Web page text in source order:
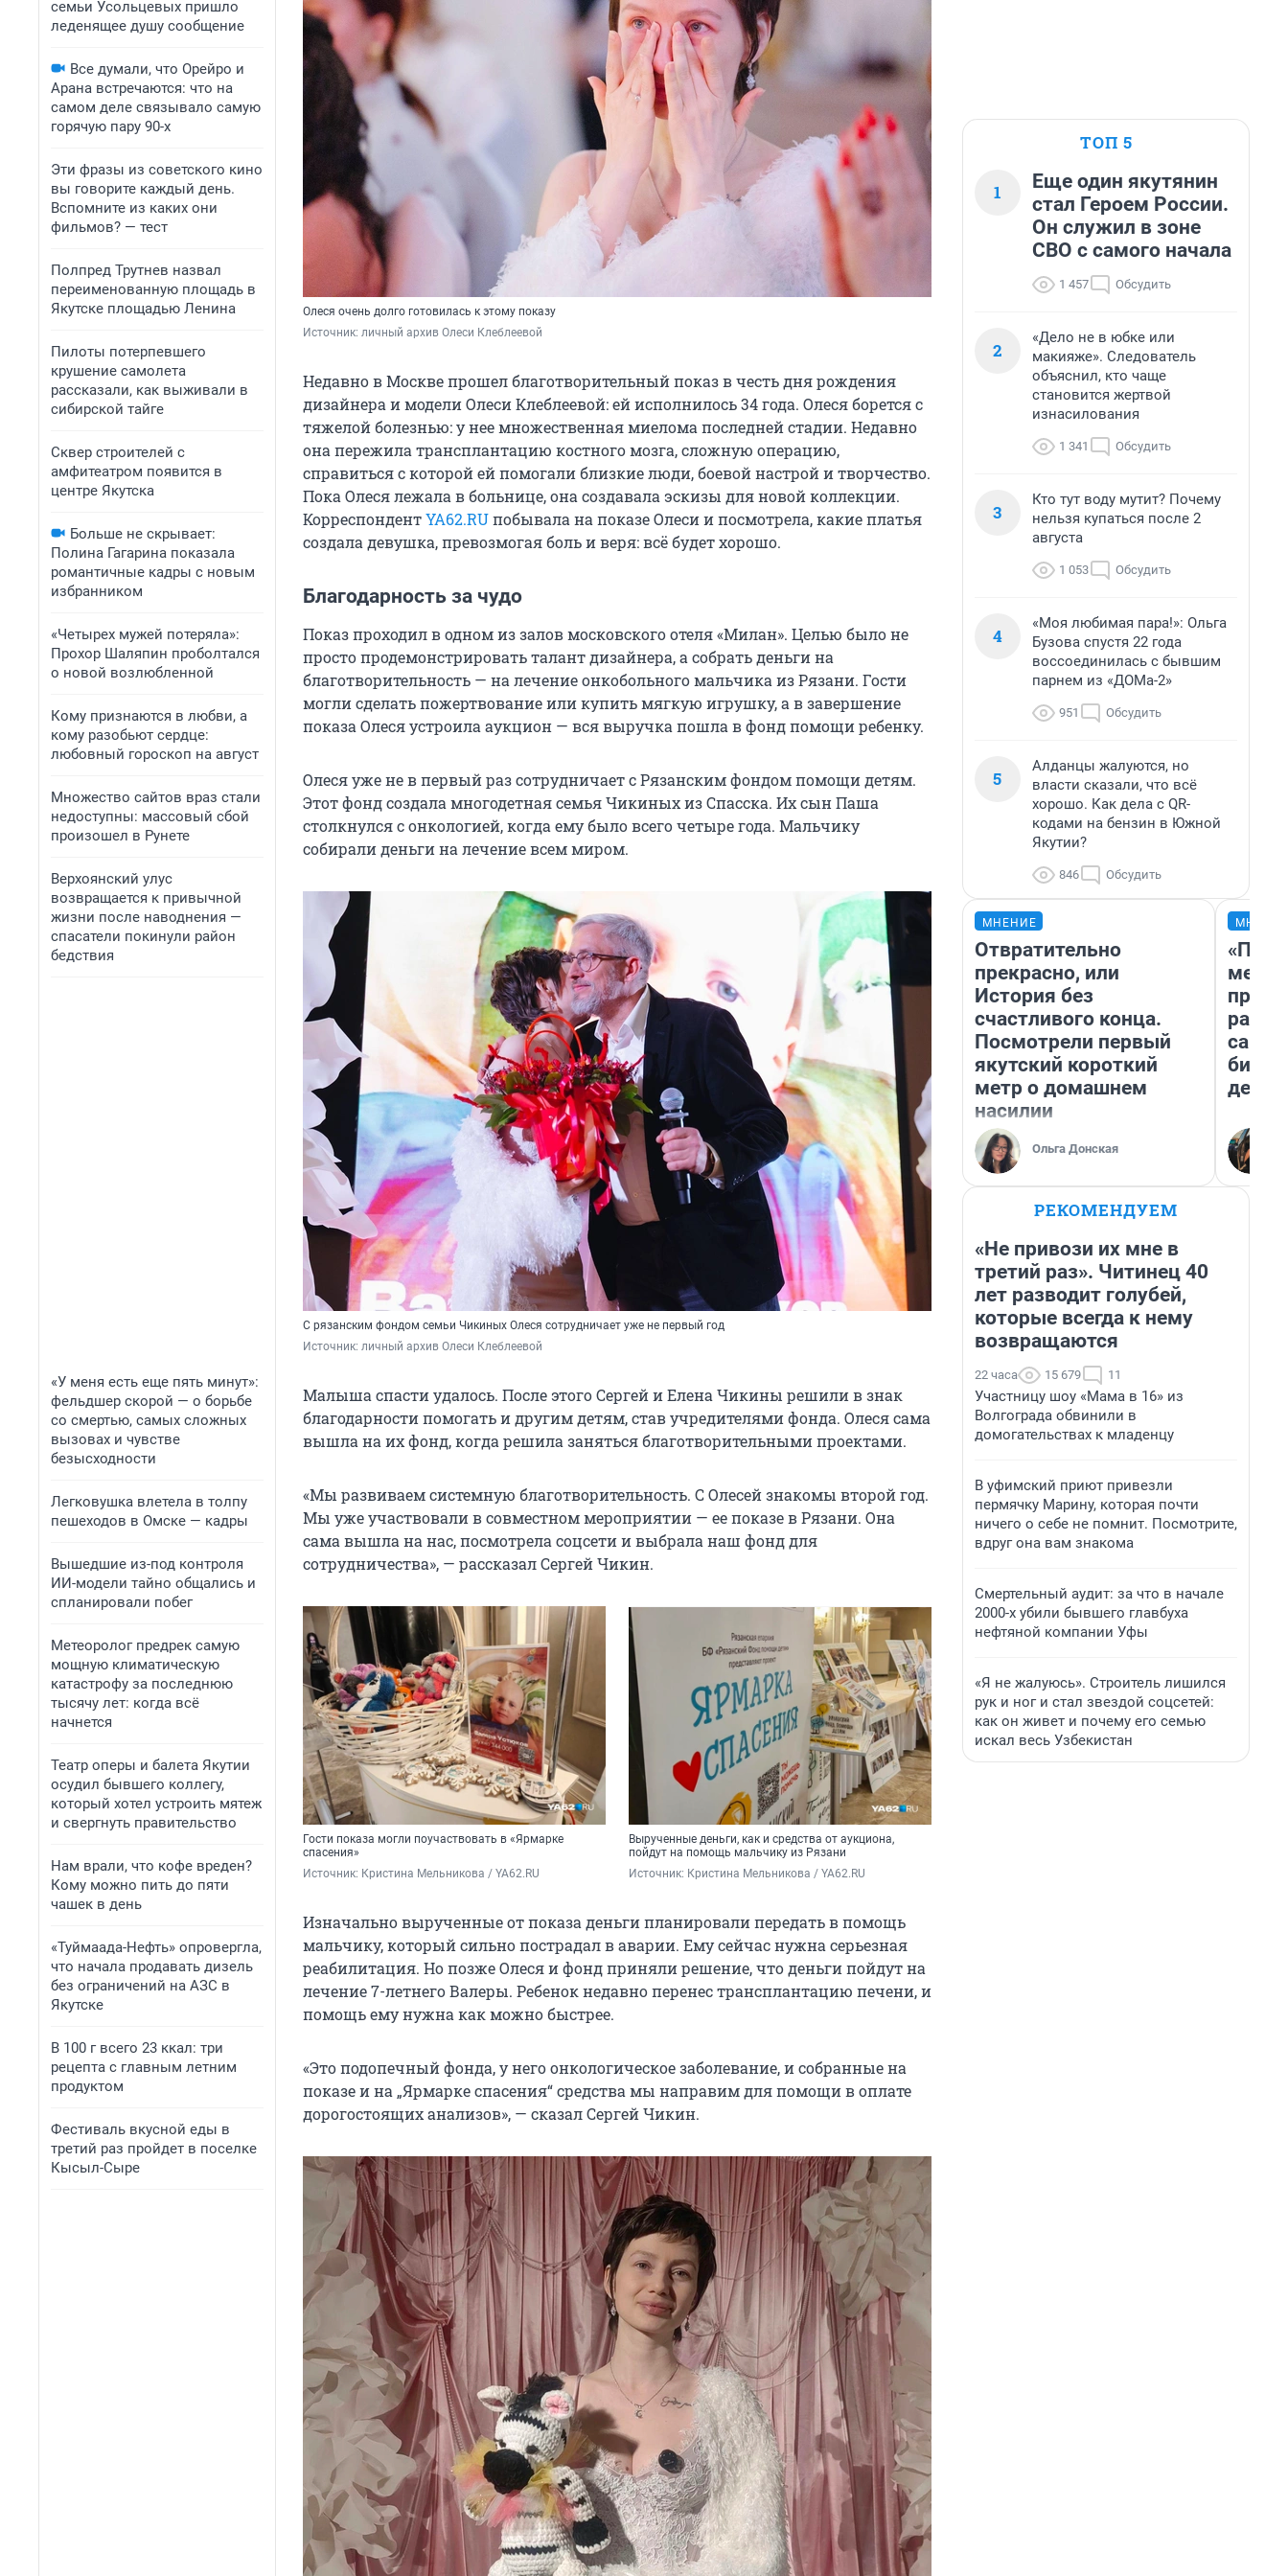
семьи Усольцевых пришло
леденящее душу сообщение
Все думали, что Орейро и
Арана встречаются: что на
самом деле связывало самую
горячую пару 90-х
Эти фразы из советского кино
вы говорите каждый день.
Вспомните из каких они
фильмов? — тест
Полпред Трутнев назвал
переименованную площадь в
Якутске площадью Ленина
Пилоты потерпевшего
крушение самолета
рассказали, как выживали в
сибирской тайге
Сквер строителей с
амфитеатром появится в
центре Якутска
Больше не скрывает:
Полина Гагарина показала
романтичные кадры с новым
избранником
«Четырех мужей потеряла»:
Прохор Шаляпин проболтался
о новой возлюбленной
Кому признаются в любви, а
кому разобьют сердце:
любовный гороскоп на август
Множество сайтов враз стали
недоступны: массовый сбой
произошел в Рунете
Верхоянский улус
возвращается к привычной
жизни после наводнения —
спасатели покинули район
бедствия
«У меня есть еще пять минут»:
фельдшер скорой — о борьбе
со смертью, самых сложных
вызовах и чувстве
безысходности
Легковушка влетела в толпу
пешеходов в Омске — кадры
Вышедшие из-под контроля
ИИ-модели тайно общались и
спланировали побег
Метеоролог предрек самую
мощную климатическую
катастрофу за последнюю
тысячу лет: когда всё
начнется
Театр оперы и балета Якутии
осудил бывшего коллегу,
который хотел устроить мятеж
и свергнуть правительство
Нам врали, что кофе вреден?
Кому можно пить до пяти
чашек в день
«Туймаада-Нефть» опровергла,
что начала продавать дизель
без ограничений на АЗС в
Якутске
В 100 г всего 23 ккал: три
рецепта с главным летним
продуктом
Фестиваль вкусной еды в
третий раз пройдет в поселке
Кысыл-Сыре
Олеся очень долго готовилась к этому показу
Источник: личный архив Олеси Клеблеевой
Недавно в Москве прошел благотворительный показ в честь дня рождения
дизайнера и модели Олеси Клеблеевой: ей исполнилось 34 года. Олеся борется с
тяжелой болезнью: у нее множественная миелома последней стадии. Недавно
она пережила трансплантацию костного мозга, сложную операцию,
справиться с которой ей помогали близкие люди, боевой настрой и творчество.
Пока Олеся лежала в больнице, она создавала эскизы для новой коллекции.
КорреспондентYA62.RUпобывала на показе Олеси и посмотрела, какие платья
создала девушка, превозмогая боль и веря: всё будет хорошо.
Благодарность за чудо
Показ проходил в одном из залов московского отеля «Милан». Целью было не
просто продемонстрировать талант дизайнера, а собрать деньги на
благотворительность — на лечение онкобольного мальчика из Рязани. Гости
могли сделать пожертвование или купить мягкую игрушку, а в завершение
показа Олеся устроила аукцион — вся выручка пошла в фонд помощи ребенку.
Олеся уже не в первый раз сотрудничает с Рязанским фондом помощи детям.
Этот фонд создала многодетная семья Чикиных из Спасска. Их сын Паша
столкнулся с онкологией, когда ему было всего четыре года. Мальчику
собирали деньги на лечение всем миром.
С рязанским фондом семьи Чикиных Олеся сотрудничает уже не первый год
Источник: личный архив Олеси Клеблеевой
Малыша спасти удалось. После этого Сергей и Елена Чикины решили в знак
благодарности помогать и другим детям, став учредителями фонда. Олеся сама
вышла на их фонд, когда решила заняться благотворительными проектами.
«Мы развиваем системную благотворительность. С Олесей знакомы второй год.
Мы уже участвовали в совместном мероприятии — ее показе в Рязани. Она
сама вышла на нас, посмотрела соцсети и выбрала наш фонд для
сотрудничества», — рассказал Сергей Чикин.
Гости показа могли поучаствовать в «Ярмарке
спасения»
Источник: Кристина Мельникова / YA62.RU
Вырученные деньги, как и средства от аукциона,
пойдут на помощь мальчику из Рязани
Источник: Кристина Мельникова / YA62.RU
Изначально вырученные от показа деньги планировали передать в помощь
мальчику, который сильно пострадал в аварии. Ему сейчас нужна серьезная
реабилитация. Но позже Олеся и фонд приняли решение, что деньги пойдут на
лечение 7-летнего Валеры. Ребенок недавно перенес трансплантацию печени, и
помощь ему нужна как можно быстрее.
«Это подопечный фонда, у него онкологическое заболевание, и собранные на
показе и на „Ярмарке спасения“ средства мы направим для помощи в оплате
дорогостоящих анализов», — сказал Сергей Чикин.
ТОП 5
1
Еще один якутянин
стал Героем России.
Он служил в зоне
СВО с самого начала
1 457 Обсудить
2
«Дело не в юбке или
макияже». Следователь
объяснил, кто чаще
становится жертвой
изнасилования
1 341 Обсудить
3
Кто тут воду мутит? Почему
нельзя купаться после 2
августа
1 053 Обсудить
4
«Моя любимая пара!»: Ольга
Бузова спустя 22 года
воссоединилась с бывшим
парнем из «ДОМа-2»
951 Обсудить
5
Алданцы жалуются, но
власти сказали, что всё
хорошо. Как дела с QR-
кодами на бензин в Южной
Якутии?
846 Обсудить
МНЕНИЕ
Отвратительно
прекрасно, или
История без
счастливого конца.
Посмотрели первый
якутский короткий
метр о домашнем
насилии
Ольга Донская
РЕКОМЕНДУЕМ
«Не привози их мне в
третий раз». Читинец 40
лет разводит голубей,
которые всегда к нему
возвращаются
22 часа 15 679 11
Участницу шоу «Мама в 16» из
Волгограда обвинили в
домогательствах к младенцу
В уфимский приют привезли
пермячку Марину, которая почти
ничего о себе не помнит. Посмотрите,
вдруг она вам знакома
Смертельный аудит: за что в начале
2000-х убили бывшего главбуха
нефтяной компании Уфы
«Я не жалуюсь». Строитель лишился
рук и ног и стал звездой соцсетей:
как он живет и почему его семью
искал весь Узбекистан